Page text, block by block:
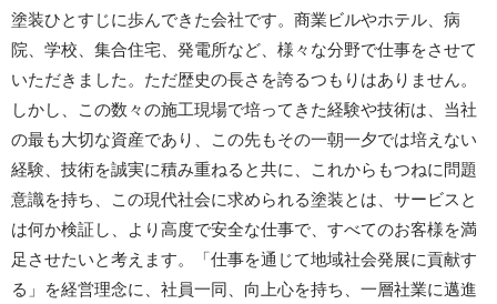
塗装ひとすじに歩んできた会社です。商業ビルやホテル、病
院、学校、集合住宅、発電所など、様々な分野で仕事をさせて
いただきました。ただ歴史の長さを誇るつもりはありません。
しかし、この数々の施工現場で培ってきた経験や技術は、当社
の最も大切な資産であり、この先もその一朝一夕では培えない
経験、技術を誠実に積み重ねると共に、これからもつねに問題
意識を持ち、この現代社会に求められる塗装とは、サービスと
は何か検証し、より高度で安全な仕事で、すべてのお客様を満
足させたいと考えます。「仕事を通じて地域社会発展に貢献す
る」を経営理念に、社員一同、向上心を持ち、一層社業に邁進